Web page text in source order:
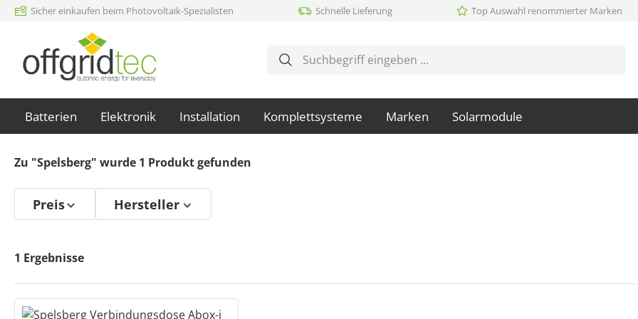
Hauptinhalt springen
Zur Suche springen
Zur Hauptnavigation springen
Sicher einkaufen beim Photovoltaik-Spezialisten Schnelle Lieferung Top Auswahl renommierter Marken
Batterien Elektronik Installation Komplettsysteme Marken Solarmodule
Zu "Spelsberg" wurde 1 Produkt gefunden
Preis Hersteller
1 Ergebnisse